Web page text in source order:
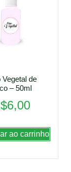
Vegetal de
– 50ml
6,00
ao carrinho